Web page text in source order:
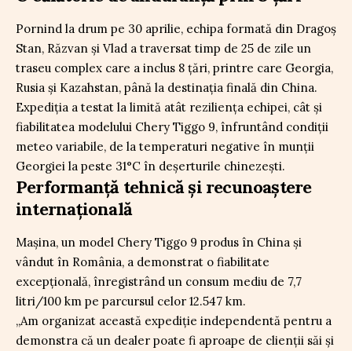
Pornind la drum pe 30 aprilie, echipa formată din Dragoș
Stan, Răzvan și Vlad a traversat timp de 25 de zile un
traseu complex care a inclus 8 țări, printre care Georgia,
Rusia și Kazahstan, până la destinația finală din China.
Expediția a testat la limită atât reziliența echipei, cât și
fiabilitatea modelului Chery Tiggo 9, înfruntând condiții
meteo variabile, de la temperaturi negative în munții
Georgiei la peste 31°C în deșerturile chinezești.
Performanță tehnică și recunoaștere
internațională
Mașina, un model Chery Tiggo 9 produs în China și
vândut în România, a demonstrat o fiabilitate
excepțională, înregistrând un consum mediu de 7,7
litri/100 km pe parcursul celor 12.547 km.
„Am organizat această expediție independentă pentru a
demonstra că un dealer poate fi aproape de clienții săi și